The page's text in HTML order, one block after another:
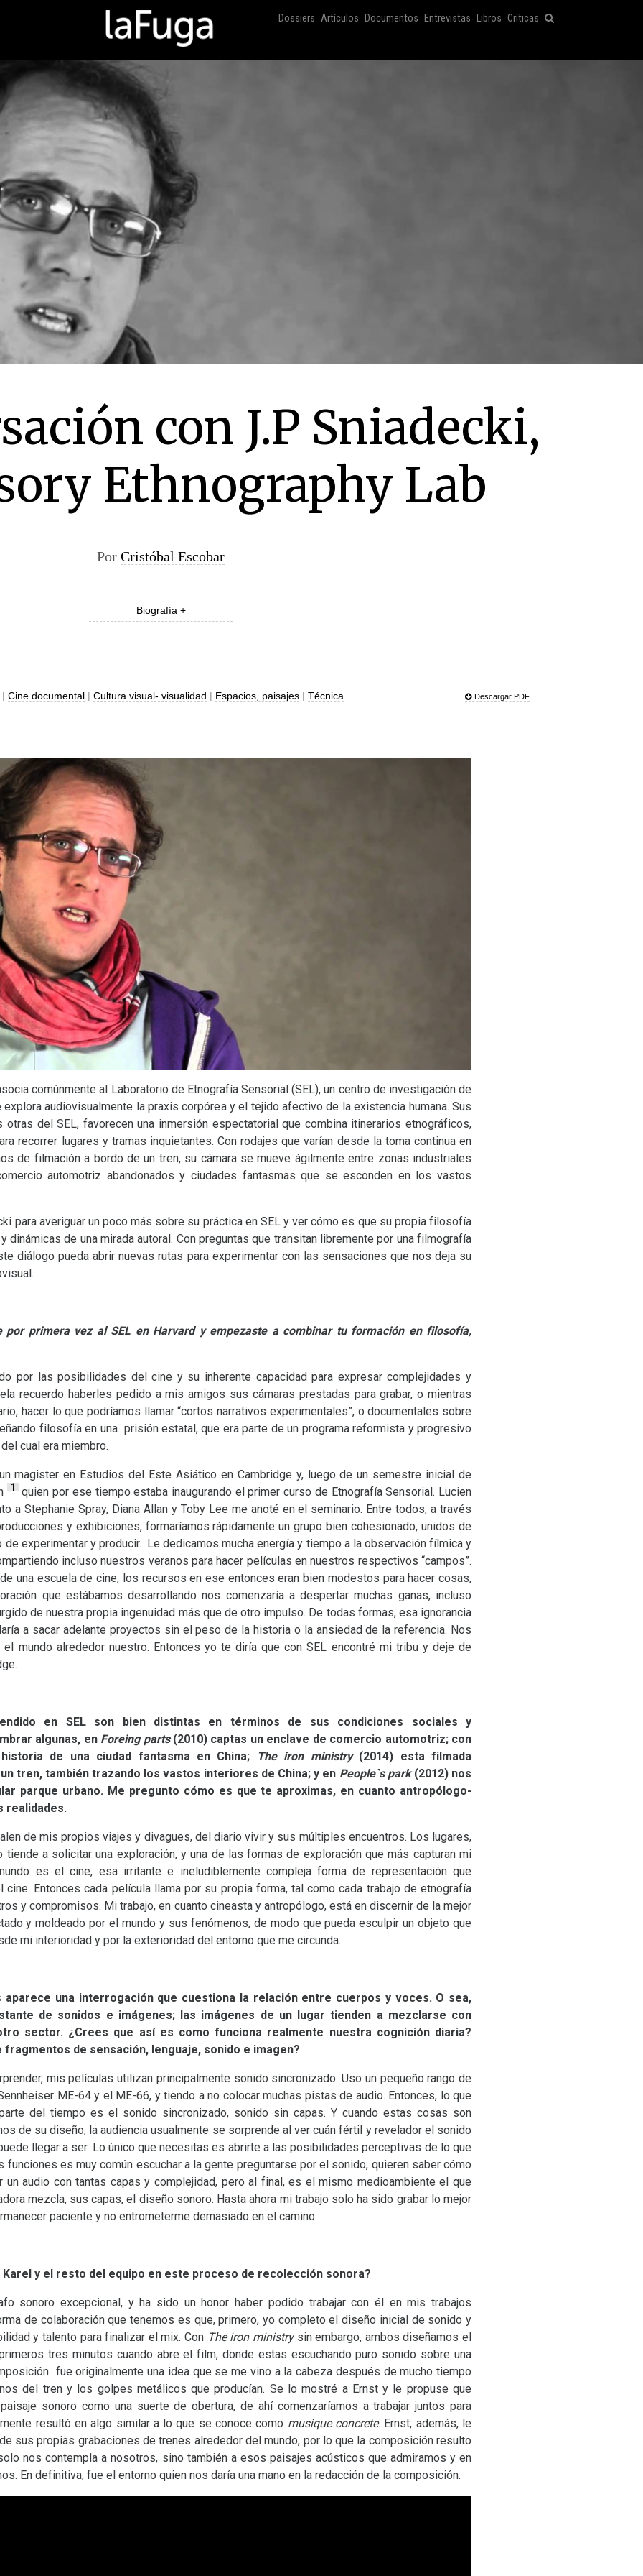
Dossiers Artículos Documentos Entrevistas Libros Críticas
con J.P Sniadecki,
Ethnography Lab
Por Cristóbal Escobar
Biografía +
| Cine documental| Cultura visual- visualidad | Espacios, paisajes| Técnica Descargar PDF
comúnmente al Laboratorio de Etnografía Sensorial (SEL), un centro de investigación de
audiovisualmente la praxis corpórea y el tejido afectivo de la existencia humana. Sus
otras delSEL, favorecen una inmersión espectatorial que combina itinerarios etnográficos,
recorrer lugares y tramas inquietantes. Con rodajes que varían desde la toma continua en
de filmación a bordo de un tren, su cámara se mueve ágilmente entre zonas industriales
automotriz abandonados y ciudades fantasmas que se esconden en los vastos
para averiguar un poco más sobre su práctica en SELy ver cómo es que su propia filosofía
dinámicas de una mirada autoral. Con preguntas que transitan libremente por una filmografía
diálogo pueda abrir nuevas rutas para experimentar con las sensaciones que nos deja su
por primera vez al SEL en Harvard y empezaste a combinar tu formación en filosofía,
por las posibilidades del cine y su inherente capacidad para expresar complejidades y
recuerdo haberles pedido a mis amigos sus cámaras prestadas para grabar, o mientras
hacer lo que podríamos llamar “cortos narrativos experimentales”, o documentales sobre
filosofía en una prisión estatal, que era parte de un programa reformista y progresivo
cual era miembro.
magister en Estudios del Este Asiático en Cambridge y, luego de un semestre inicial de
1 quien por ese tiempo estaba inaugurando el primer curso de Etnografía Sensorial. Lucien
a Stephanie Spray, Diana Allan y Toby Lee me anoté en el seminario. Entre todos, a través
y exhibiciones, formaríamos rápidamente un grupo bien cohesionado, unidos de
de experimentar y producir. Le dedicamos mucha energía y tiempo a la observación fílmica y
incluso nuestros veranos para hacer películas en nuestros respectivos “campos”.
una escuela de cine, los recursos en ese entonces eran bien modestos para hacer cosas,
que estábamos desarrollando nos comenzaría a despertar muchas ganas, incluso
de nuestra propia ingenuidad más que de otro impulso. De todas formas, esa ignorancia
a sacar adelante proyectos sin el peso de la historia o la ansiedad de la referencia. Nos
mundo alrededor nuestro. Entonces yo te diría que conSEL encontré mi tribu y deje de
en SELson bien distintas en términos de sus condiciones sociales y
algunas, enForeing parts(2010) captas un enclave de comercio automotriz; con
de una ciudad fantasma en China;
The iron ministry(2014) esta filmada
tren, también trazando los vastos interiores de China; y en People`s park(2012) nos
parque urbano. Me pregunto cómo es que te aproximas, en cuanto antropólogo-
realidades.
de mis propios viajes y divagues, del diario vivir y sus múltiples encuentros. Los lugares,
a solicitar una exploración, y una de las formas de exploración que más capturan mi
es el cine, esa irritante e ineludiblemente compleja forma de representación que
Entonces cada película llama por su propia forma, tal como cada trabajo de etnografía
y compromisos. Mi trabajo, en cuanto cineasta y antropólogo, está en discernir de la mejor
y moldeado por el mundo y sus fenómenos, de modo que pueda esculpir un objeto que
mi interioridad y por la exterioridad del entorno que me circunda.
aparece una interrogación que cuestiona la relación entre cuerpos y voces. O sea,
de sonidos e imágenes; las imágenes de un lugar tienden a mezclarse con
sector. ¿Crees que así es como funciona realmente nuestra cognición diaria?
de sensación, lenguaje, sonido e imagen?
mis películas utilizan principalmente sonido sincronizado. Uso un pequeño rango de
ME-64 y el ME-66, y tiendo a no colocar muchas pistas de audio. Entonces, lo que
del tiempo es el sonido sincronizado, sonido sin capas. Y cuando estas cosas son
de su diseño, la audiencia usualmente se sorprende al ver cuán fértil y revelador el sonido
llegar a ser. Lo único que necesitas es abrirte a las posibilidades perceptivas de lo que
funciones es muy común escuchar a la gente preguntarse por el sonido, quieren saber cómo
audio con tantas capas y complejidad, pero al final, es el mismo medioambiente el que
mezcla, sus capas, el diseño sonoro. Hasta ahora mi trabajo solo ha sido grabar lo mejor
paciente y no entrometerme demasiado en el camino.
Karel y el resto del equipo en este proceso de recolección sonora?
sonoro excepcional, y ha sido un honor haber podido trabajar con él en mis trabajos
de colaboración que tenemos es que, primero, yo completo el diseño inicial de sonido y
y talento para finalizar el mix. Con The iron ministry sin embargo, ambos diseñamos el
tres minutos cuando abre el film, donde estas escuchando puro sonido sobre una
fue originalmente una idea que se me vino a la cabeza después de mucho tiempo
del tren y los golpes metálicos que producían. Se lo mostré a Ernst y le propuse que
sonoro como una suerte de obertura, de ahí comenzaríamos a trabajar juntos para
resultó en algo similar a lo que se conoce como musique concrete. Ernst, además, le
sus propias grabaciones de trenes alrededor del mundo, por lo que la composición resulto
nos contempla a nosotros, sino también a esos paisajes acústicos que admiramos y en
En definitiva, fue el entorno quien nos daría una mano en la redacción de la composición.